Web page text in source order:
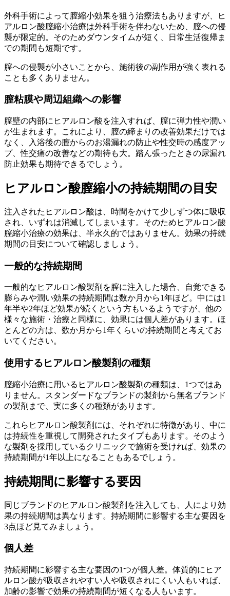
外科手術によって膣縮小効果を狙う治療法もありますが、ヒ
アルロン酸膣縮小治療は外科手術を伴わないため、膣への侵
襲が限定的。そのためダウンタイムが短く、日常生活復帰ま
での期間も短期です。
膣への侵襲が小さいことから、施術後の副作用が強く表れる
ことも多くありません。
膣粘膜や周辺組織への影響
膣壁の内部にヒアルロン酸を注入すれば、膣に弾力性や潤い
が生まれます。これにより、膣の締まりの改善効果だけでは
なく、入浴後の膣からのお湯漏れの防止や性交時の感度アッ
プ、性交痛の改善などの期待も大。踏ん張ったときの尿漏れ
防止効果も期待できるでしょう。
ヒアルロン酸膣縮小の持続期間の目安
注入されたヒアルロン酸は、時間をかけて少しずつ体に吸収
され、いずれは消滅してしまいます。そのためヒアルロン酸
膣縮小治療の効果は、半永久的ではありません。効果の持続
期間の目安について確認しましょう。
一般的な持続期間
一般的なヒアルロン酸製剤を膣に注入した場合、自覚できる
膨らみや潤い効果の持続期間は数か月から1年ほど。中には1
年半や2年ほど効果が続くという方もいるようですが、他の
様々な施術・治療と同様に、効果には個人差があります。ほ
とんどの方は、数か月から1年くらいの持続期間と考えてお
いてください。
使用するヒアルロン酸製剤の種類
膣縮小治療に用いるヒアルロン酸製剤の種類は、1つではあ
りません。スタンダードなブランドの製剤から無名ブランド
の製剤まで、実に多くの種類があります。
これらヒアルロン酸製剤には、それぞれに特徴があり、中に
は持続性を重視して開発されたタイプもあります。そのよう
な製剤を採用しているクリニックで施術を受ければ、効果の
持続期間が1年以上になることもあるでしょう。
持続期間に影響する要因
同じブランドのヒアルロン酸製剤を注入しても、人により効
果の持続期間は異なります。持続期間に影響する主な要因を
3点ほど見てみましょう。
個人差
持続期間に影響する主な要因の1つが個人差。体質的にヒア
ルロン酸が吸収されやすい人や吸収されにくい人もいれば、
加齢の影響で効果の持続期間が短くなる人もいます。